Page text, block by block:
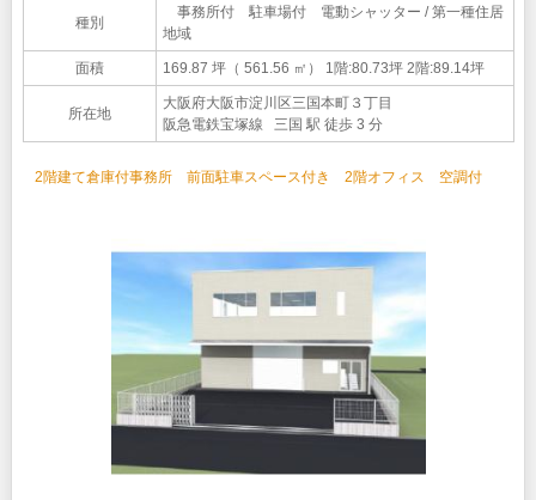
種別
事務所付 駐車場付 電動シャッター / 第一種住居
地域
面積 169.87 坪（ 561.56 ㎡） 1階:80.73坪 2階:89.14坪
所在地
大阪府大阪市淀川区三国本町３丁目
阪急電鉄宝塚線 三国 駅 徒歩 3 分
2階建て倉庫付事務所 前面駐車スペース付き 2階オフィス 空調付